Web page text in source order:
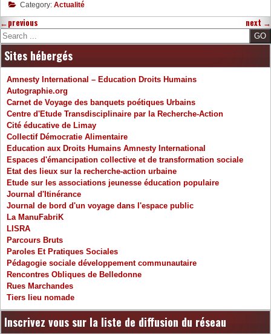
Category: Actualité
←previous next →
Search
Sites hébergés
Amnesty International – Education Droits Humains
Autographie.org
Carnet de Voyage des banquets poétiques Urbains
Centre d'Etude Transdisciplinaire par la Recherche-Action
Cité éducative de Limay
Collectif Démocratie Alimentaire
Education aux Droits Humains Amnesty International
Espaces d'émancipation collective et de transformation sociale
Etat des lieux sur la recherche-action urbaine
Etude sur les associations jeunesse éducation populaire
Journal d'Itinérance
Journal de bord d'un voyage dans l'espace public
La ManuFabriK
LISRA
Parcours Bruts
Paroles Et Pratiques Sociales
Pédagogie sociale développement communautaire
Rencontres Obliques de Belledonne
Rues Marchandes
Tiers lieu nomade
Inscrivez vous sur la liste de diffusion du réseau